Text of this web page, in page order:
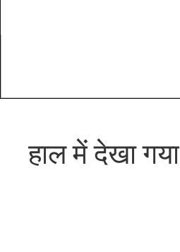
हाल में देखा गया